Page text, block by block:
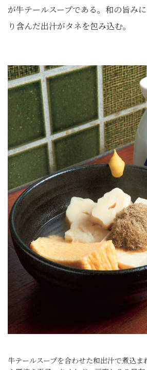
が牛テールスープである。和の旨み
り含んだ出汁がタネを包み込む。
牛テールスープを合わせた和出汁で煮込